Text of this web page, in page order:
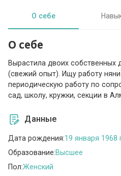
О себе
О себе
Вырастила двоих собственных
(свежий опыт). Ищу работу няни
периодическую работу по
сад, школу, кружки, секции в
Данные
Дата рождения:19 января 1968
Образование:Высшее
Пол:Женский